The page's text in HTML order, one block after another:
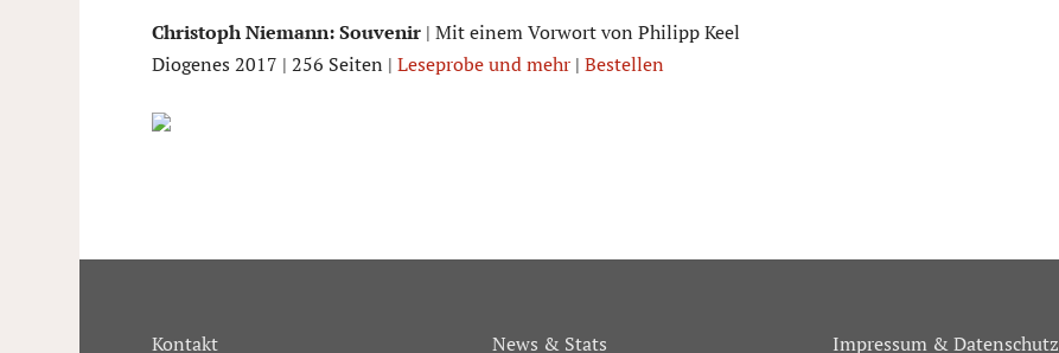
Christoph Niemann: Souvenir| Mit einem Vorwort von Philipp Keel
Diogenes 2017 | 256 Seiten | Leseprobe und mehr| Bestellen
Kontakt News & Stats Impressum & Datenschutz